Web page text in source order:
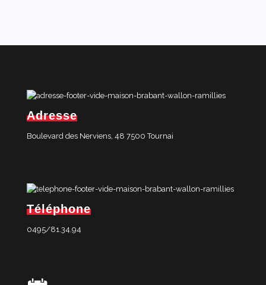
Adresse
Boulevard des Nerviens, 48 7500 Tournai
Téléphone
0495/81.34.94